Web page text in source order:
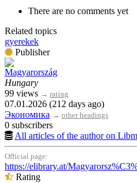
There are no comments yet
Related topics
gyerekek
Publisher
Magyarország
Hungary
99 views → rating
07.01.2026 (212 days ago)
Экономика → other headings
0 subscribers
All articles of the author on
Official page:
https://elibrary.at/
Rating